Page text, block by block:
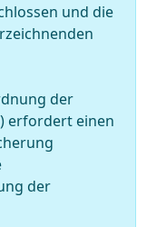
und die
der
erfordert einen
der